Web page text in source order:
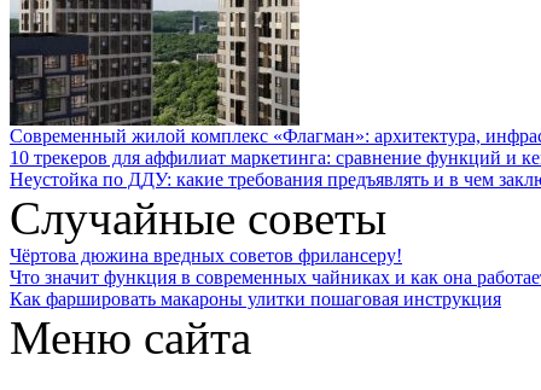
Современный жилой комплекс «Флагман»: архитектура,
10 трекеров для аффилиат маркетинга: сравнение функций и
Неустойка по ДДУ: какие требования предъявлять и в чем
Случайные советы
Чёртова дюжина вредных советов фрилансеру!
Что значит функция в современных чайниках и как она
Как фаршировать макароны улитки пошаговая инструкция
Меню сайта